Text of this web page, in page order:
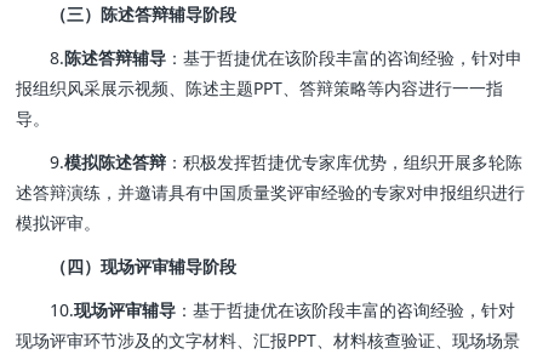
（三）陈述答辩辅导阶段
8.陈述答辩辅导 ：基于哲捷优在该阶段丰富的咨询经验，针对申
报组织风采展示视频、陈述主题PPT、答辩策略等内容进行一一指
导。
9.模拟陈述答辩 ：积极发挥哲捷优专家库优势，组织开展多轮陈
述答辩演练，并邀请具有中国质量奖评审经验的专家对申报组织进行
模拟评审。
（四）现场评审辅导阶段
10.现场评审辅导 ：基于哲捷优在该阶段丰富的咨询经验，针对
现场评审环节涉及的文字材料、汇报PPT、材料核查验证、现场场景